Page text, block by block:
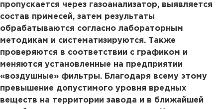
пропускается через газоанализатор, выявляется
состав примесей, затем результаты
обрабатываются согласно лабораторным
методикам и систематизируются. Также
проверяются в соответствии с графиком и
меняются установленные на предприятии
«воздушные» фильтры. Благодаря всему этому
превышение допустимого уровня вредных
веществ на территории завода и в ближайшей